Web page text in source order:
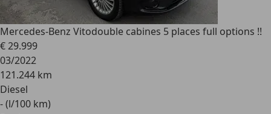
Mercedes-Benz Vitodouble cabines 5 places full options !!
€ 29.999
03/2022
121.244 km
Diesel
- (l/100 km)